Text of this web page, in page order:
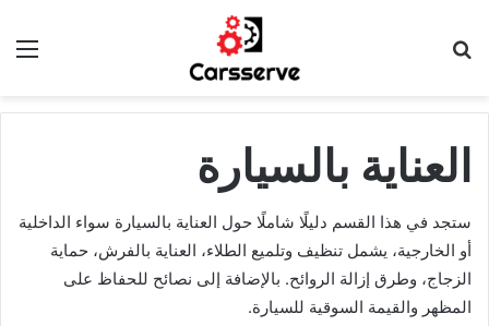
العناية بالسيارة
ستجد في هذا القسم دليلًا شاملًا حول العناية بالسيارة سواء الداخلية
أو الخارجية، يشمل تنظيف وتلميع الطلاء، العناية بالفرش، حماية
الزجاج، وطرق إزالة الروائح. بالإضافة إلى نصائح للحفاظ على
المظهر والقيمة السوقية للسيارة.